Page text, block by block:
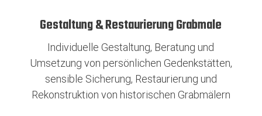
Gestaltung & Restaurierung Grabmale
Individuelle Gestaltung, Beratung und
Umsetzung von persönlichen Gedenkstätten,
sensible Sicherung, Restaurierung und
Rekonstruktion von historischen Grabmälern